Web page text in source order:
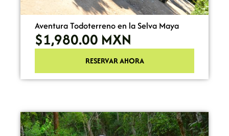
Aventura Todoterreno en la Selva Maya
$1,980.00 MXN
RESERVAR AHORA